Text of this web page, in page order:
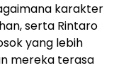
karakter
serta Rintaro
yang lebih
mereka terasa